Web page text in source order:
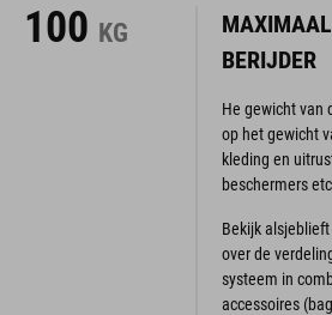
100 KG
BERIJDER
He gewicht van
op het gewicht
kleding en
beschermers
Bekijk
over de
systeem in
accessoires